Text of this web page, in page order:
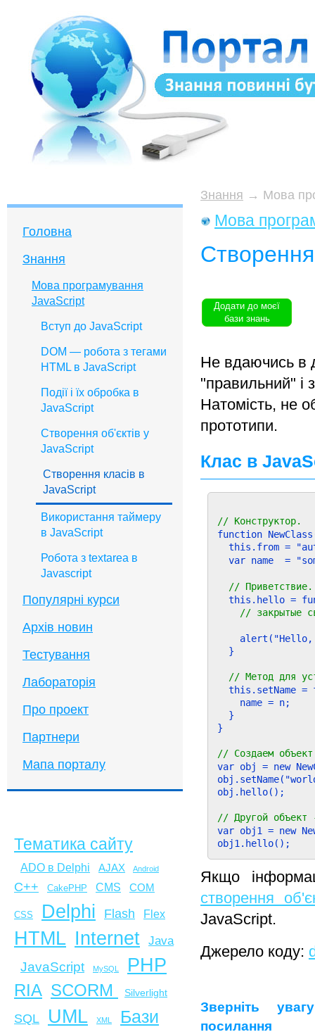
Головна
Знання
Мова програмування
JavaScript
Вступ до JavaScript
DOM — робота з тегами
HTML в JavaScript
Події і їх обробка в
JavaScript
Створення об'єктів у
JavaScript
Створення класів в
JavaScript
Використання таймеру
в JavaScript
Робота з textarea в
Javascript
Популярні курси
Архів новин
Тестування
Лабораторія
Про проект
Партнери
Мапа порталу
Тематика сайту
ADO в Delphi AJAX Android
C++ CakePHP CMS COM
CSS Delphi Flash Flex
HTML Internet Java
JavaScript MySQL PHP
RIA SCORM Silverlight
SQL UML XML
Бази
Знання → Мова
Мова
Додати до моєї
бази знань
Не вдаючись в
"правильний" і
Натомість, не
прототипи.
Клас в
// Конструктор.
function
this.from =
var name  =
// Приветствие.
this.hello =
// закрытые
  }
// Метод для
this.setName =
    name = n;
  }
}
// Создаем
var obj = new
obj.hello();
// Другой объект
var obj1 = new
Якщо
створення
JavaScript.
Джерело коду:
Зверніть
посилання